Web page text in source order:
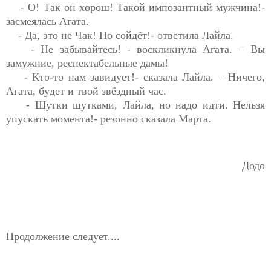
- О! Так он хорош! Такой импозантный мужчина!-
засмеялась Агата.
- Да, это не Чак! Но сойдёт!- ответила Лайла.
- Не забывайтесь! - воскликнула Агата. – Вы
замужние, респектабельные дамы!
- Кто-то нам завидует!- сказала Лайла. – Ничего,
Агата, будет и твой звёздный час.
- Шутки шутками, Лайла, но надо идти. Нельзя
упускать момента!- резонно сказала Марта.
Додо
Продолжение следует....